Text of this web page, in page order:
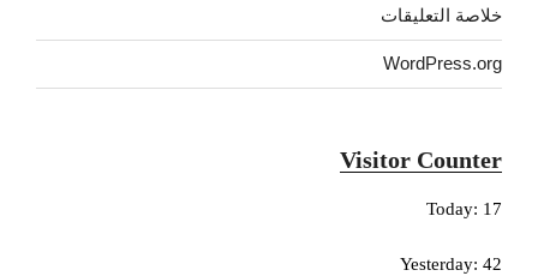
خلاصة التعليقات
WordPress.org
Visitor Counter
Today: 17
Yesterday: 42